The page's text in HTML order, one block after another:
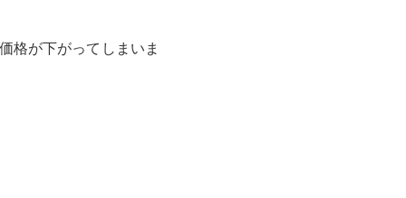
格が下がってしまいま